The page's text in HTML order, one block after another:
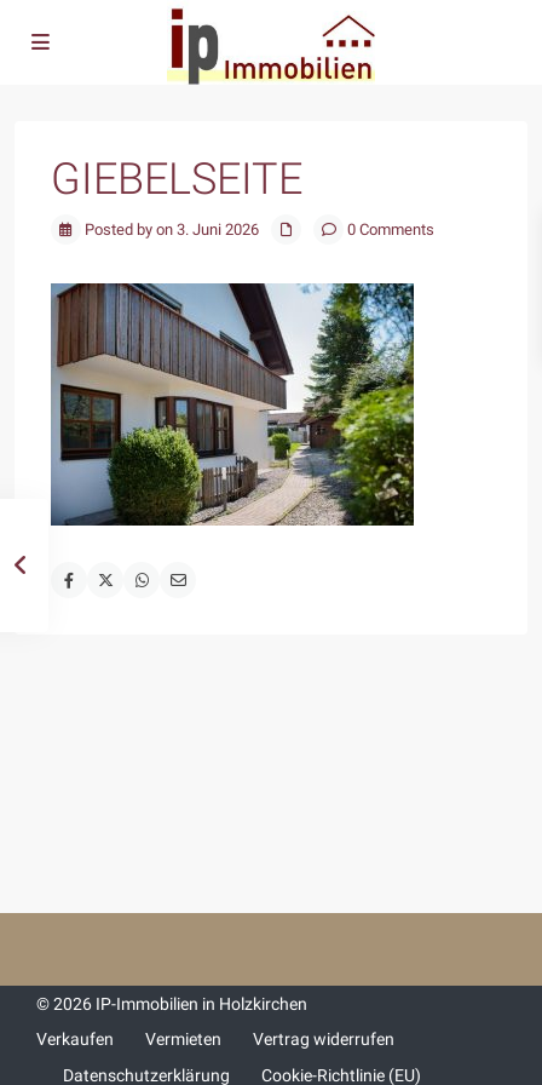
GIEBELSEITE
Posted by on 3. Juni 2026 0 Comments
© 2026 IP-Immobilien in Holzkirchen
Verkaufen
Vermieten
Vertrag widerrufen
Datenschutzerklärung
Cookie-Richtlinie (EU)